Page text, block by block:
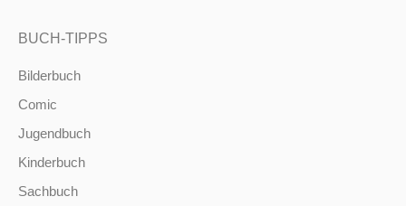
BUCH-TIPPS
Bilderbuch
Comic
Jugendbuch
Kinderbuch
Sachbuch